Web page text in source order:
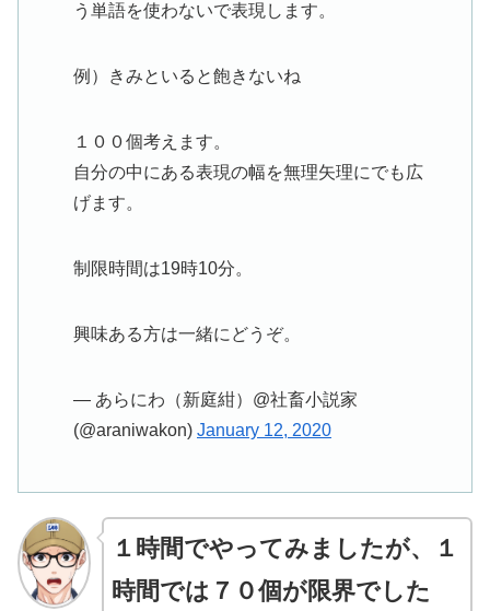
う単語を使わないで表現します。
例）きみといると飽きないね
１００個考えます。
自分の中にある表現の幅を無理矢理にでも広
げます。
制限時間は19時10分。
興味ある方は一緒にどうぞ。
— あらにわ（新庭紺）@社畜小説家
(@araniwakon) January 12, 2020
１時間でやってみましたが、１
時間では７０個が限界でした